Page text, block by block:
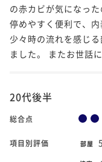
の赤カビが気になっ
停めやすく便利で、内
少々時の流れを感じ
ました。 またお世話
20代後半
総合点
項目別評価 部屋 5